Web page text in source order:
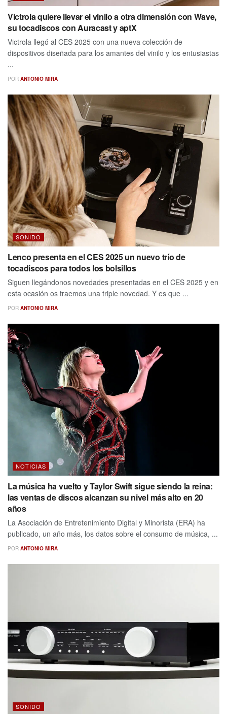
Victrola quiere llevar el vinilo a otra dimensión con Wave,
su tocadiscos con Auracast y aptX
Victrola llegó al CES 2025 con una nueva colección de
dispositivos diseñada para los amantes del vinilo y los entusiastas
...
POR ANTONIO MIRA
SONIDO
Lenco presenta en el CES 2025 un nuevo trío de
tocadiscos para todos los bolsillos
Siguen llegándonos novedades presentadas en el CES 2025 y en
esta ocasión os traemos una triple novedad. Y es que ...
POR ANTONIO MIRA
NOTICIAS
La música ha vuelto y Taylor Swift sigue siendo la reina:
las ventas de discos alcanzan su nivel más alto en 20
años
La Asociación de Entretenimiento Digital y Minorista (ERA) ha
publicado, un año más, los datos sobre el consumo de música, ...
POR ANTONIO MIRA
SONIDO